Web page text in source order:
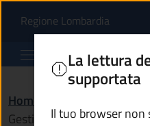
Gestire
Regione Lombardia(apre in
Comune di
Home
Gestire attività nel settore
La lettura
supportata
Il tuo browser